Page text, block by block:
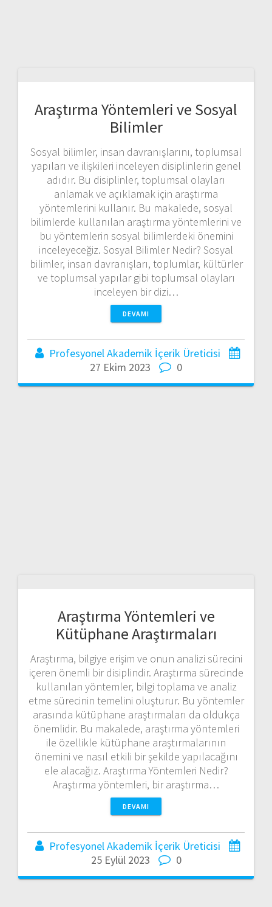
Araştırma Yöntemleri ve Sosyal
Bilimler
Sosyal bilimler, insan davranışlarını, toplumsal
yapıları ve ilişkileri inceleyen disiplinlerin genel
adıdır. Bu disiplinler, toplumsal olayları
anlamak ve açıklamak için araştırma
yöntemlerini kullanır. Bu makalede, sosyal
bilimlerde kullanılan araştırma yöntemlerini ve
bu yöntemlerin sosyal bilimlerdeki önemini
inceleyeceğiz. Sosyal Bilimler Nedir? Sosyal
bilimler, insan davranışları, toplumlar, kültürler
ve toplumsal yapılar gibi toplumsal olayları
inceleyen bir dizi…
DEVAMI
Profesyonel Akademik İçerik Üreticisi
27 Ekim 2023
0
Araştırma Yöntemleri ve
Kütüphane Araştırmaları
Araştırma, bilgiye erişim ve onun analizi sürecini
içeren önemli bir disiplindir. Araştırma sürecinde
kullanılan yöntemler, bilgi toplama ve analiz
etme sürecinin temelini oluşturur. Bu yöntemler
arasında kütüphane araştırmaları da oldukça
önemlidir. Bu makalede, araştırma yöntemleri
ile özellikle kütüphane araştırmalarının
önemini ve nasıl etkili bir şekilde yapılacağını
ele alacağız. Araştırma Yöntemleri Nedir?
Araştırma yöntemleri, bir araştırma…
DEVAMI
Profesyonel Akademik İçerik Üreticisi
25 Eylül 2023
0